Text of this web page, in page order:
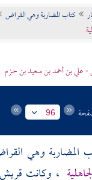
كتاب المضاربة وهي القراض
- علي بن أحمد بن سعيد بن حزم
96
وهي القراض 1367 -
، وكانت قريش